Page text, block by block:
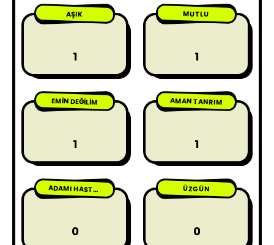
AŞIK
1
MUTLU
1
EMIN DEĞILIM
1
AMAN TANRIM
1
ADAMI HASTA ETME
0
ÜZGÜN
0